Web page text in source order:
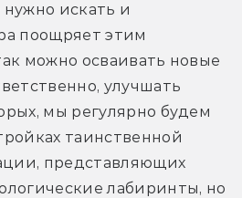
искать и
поощряет этим
можно осваивать новые
улучшать
мы регулярно будем
таинственной
представляющих
лабиринты, но